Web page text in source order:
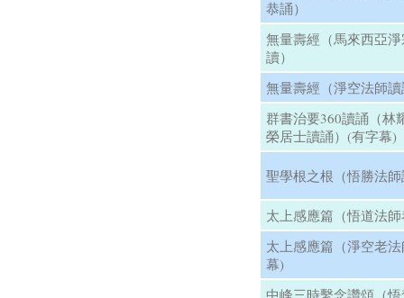
恭誦）
無量壽經（馬來西亞
讀）
無量壽經（淨空法師
群書治要360讀誦（林
榮居士讀誦）(有字幕)
聖學根之根（悟勝法
太上感應篇（悟道法
太上感應篇（淨空老
幕)
中峰三時繫念讚頌（